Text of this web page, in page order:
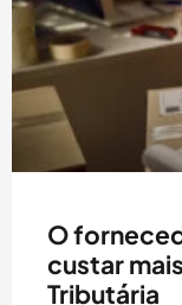
O
custar
Tributária